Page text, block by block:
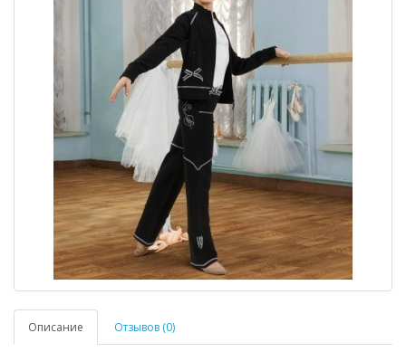
Описание Отзывов (0)